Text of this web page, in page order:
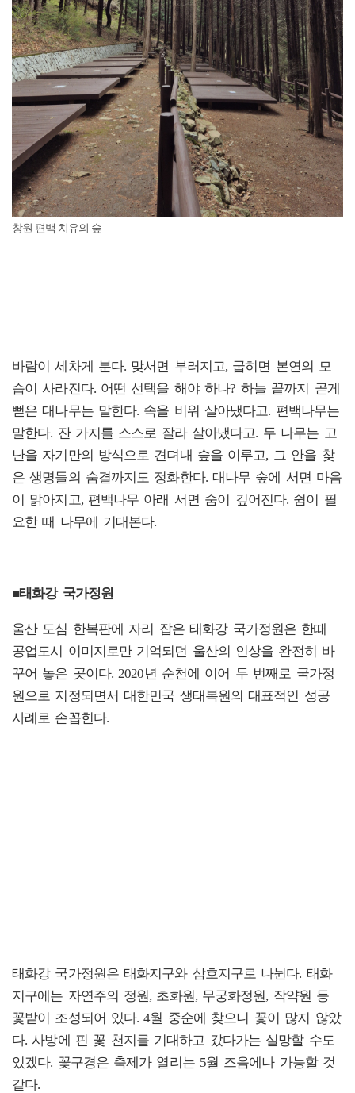
창원 편백 치유의 숲
바람이 세차게 분다. 맞서면 부러지고, 굽히면 본연의 모
습이 사라진다. 어떤 선택을 해야 하나? 하늘 끝까지 곧게
뻗은 대나무는 말한다. 속을 비워 살아냈다고. 편백나무는
말한다. 잔 가지를 스스로 잘라 살아냈다고. 두 나무는 고
난을 자기만의 방식으로 견뎌내 숲을 이루고, 그 안을 찾
은 생명들의 숨결까지도 정화한다. 대나무 숲에 서면 마음
이 맑아지고, 편백나무 아래 서면 숨이 깊어진다. 쉼이 필
요한 때 나무에 기대본다.
■태화강 국가정원
울산 도심 한복판에 자리 잡은 태화강 국가정원은 한때
공업도시 이미지로만 기억되던 울산의 인상을 완전히 바
꾸어 놓은 곳이다. 2020년 순천에 이어 두 번째로 국가정
원으로 지정되면서 대한민국 생태복원의 대표적인 성공
사례로 손꼽힌다.
태화강 국가정원은 태화지구와 삼호지구로 나뉜다. 태화
지구에는 자연주의 정원, 초화원, 무궁화정원, 작약원 등
꽃밭이 조성되어 있다. 4월 중순에 찾으니 꽃이 많지 않았
다. 사방에 핀 꽃 천지를 기대하고 갔다가는 실망할 수도
있겠다. 꽃구경은 축제가 열리는 5월 즈음에나 가능할 것
같다.